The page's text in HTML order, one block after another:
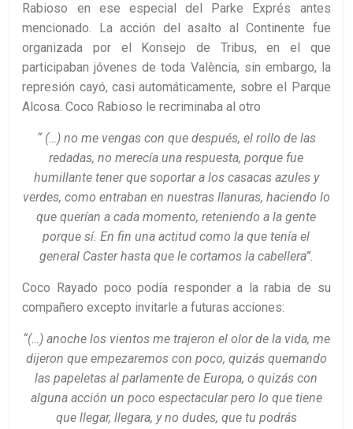
Rabioso en ese especial del Parke Exprés antes
mencionado. La acción del asalto al Continente fue
organizada por el Konsejo de Tribus, en el que
participaban jóvenes de toda València, sin embargo, la
represión cayó, casi automáticamente, sobre el Parque
Alcosa. Coco Rabioso le recriminaba al otro
“ (…) no me vengas con que después, el rollo de las
redadas, no merecía una respuesta, porque fue
humillante tener que soportar a los casacas azules y
verdes, como entraban en nuestras llanuras, haciendo lo
que querían a cada momento, reteniendo a la gente
porque sí. En fin una actitud como la que tenía el
general Caster hasta que le cortamos la cabellera”.
Coco Rayado poco podía responder a la rabia de su
compañero excepto invitarle a futuras acciones:
“(…) anoche los vientos me trajeron el olor de la vida, me
dijeron que empezaremos con poco, quizás quemando
las papeletas al parlamente de Europa, o quizás con
alguna acción un poco espectacular pero Io que tiene
que llegar, llegara, y no dudes, que tu podrás